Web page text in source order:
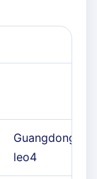
Guangdong:
leo4